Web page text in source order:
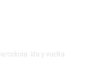
ida y vuelta